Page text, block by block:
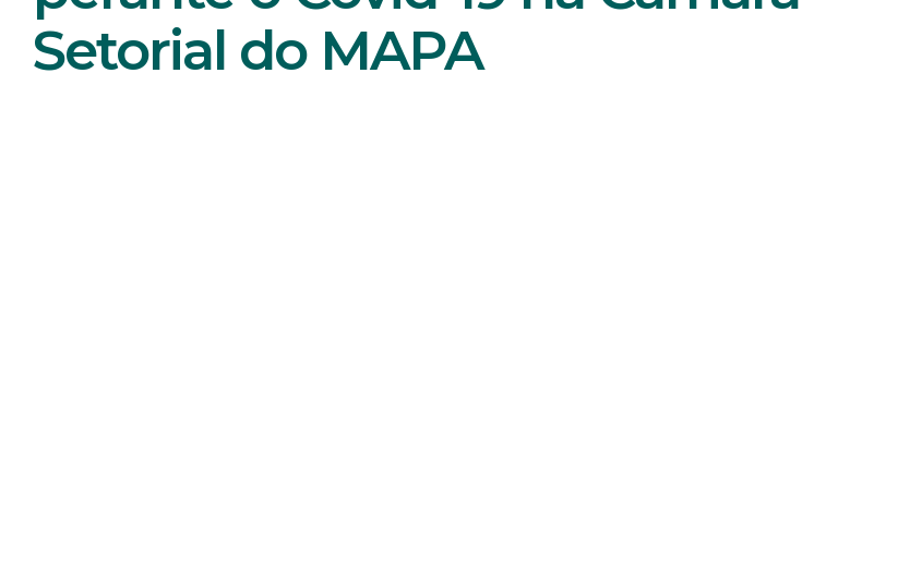
Setorial do MAPA